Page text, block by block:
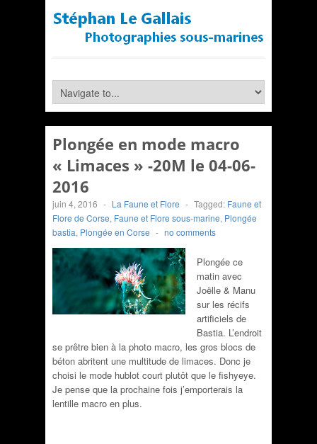
Plongée en mode macro
« Limaces » -20M le 04-06-
2016
juin 4, 2016 - La Faune et Flore - Tagged: Faune et
Flore de Corse, Faune et Flore sous-marine, Plongée
bastia, Plongée en Corse - no comments
Plongée ce
matin avec
Joëlle & Manu
sur les récifs
artificiels de
Bastia. L’endroit
se prêtre bien à la photo macro, les gros blocs de
béton abritent une multitude de limaces. Donc je
choisi le mode hublot court plutôt que le fishyeye.
Je pense que la prochaine fois j’emporterais la
lentille macro en plus.